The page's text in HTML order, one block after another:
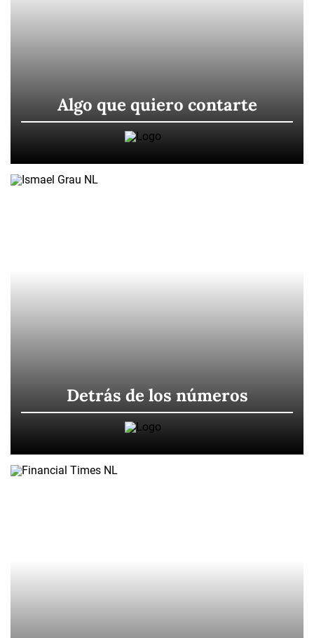
Algo que quiero contarte
Detrás de los números